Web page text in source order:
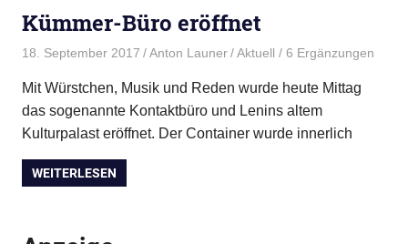
Kümmer-Büro eröffnet
18. September 2017 Anton Launer Aktuell / 6 Ergänzungen
Mit Würstchen, Musik und Reden wurde heute Mittag
das sogenannte Kontaktbüro und Lenins altem
Kulturpalast eröffnet. Der Container wurde innerlich
WEITERLESEN